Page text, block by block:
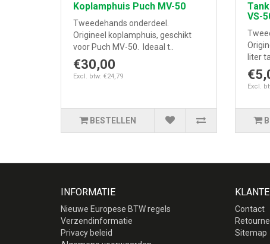
Koplamphuis Puch MV-50
Tweedehands onderdeel.
Origineel koplamphuis, geschikt
voor Puch MV-50. Ideaal t..
€30,00
Excl. btw: €24,79
BESTELLEN
VS-
liter
Excl.
INFORMATIE
Nieuwe Europese BTW regels
Verzendinformatie
Privacy beleid
Contact
Sitemap